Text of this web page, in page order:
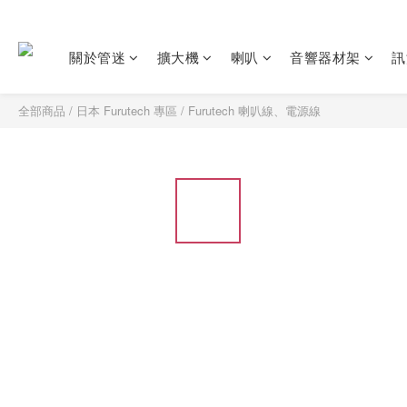
關於管迷 擴大機 喇叭 音響器材架
全部商品 / 日本 Furutech 專區 / Furutech 喇叭線、電源線